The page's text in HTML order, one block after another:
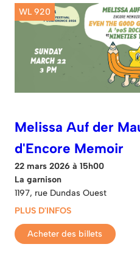
WL 920
Melissa Auf der
d'Encore Memoir
22 mars 2026 à 15h00
La garnison
1197, rue Dundas Ouest
PLUS D'INFOS
Acheter des billets